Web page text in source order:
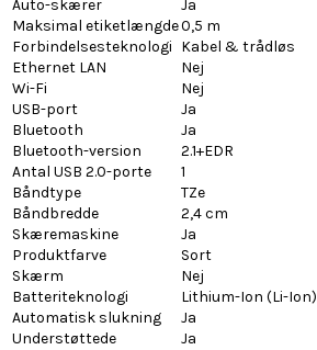
Auto-skærer
Ja
Maksimal etiketlængde0,5 m
Forbindelsesteknologi Kabel & trådløs
Ethernet LAN
Nej
Wi-Fi
Nej
USB-port
Ja
Bluetooth
Ja
Bluetooth-version
2.1+EDR
Antal USB 2.0-porte
1
Båndtype
TZe
Båndbredde
2,4 cm
Skæremaskine
Ja
Produktfarve
Sort
Skærm
Nej
Batteriteknologi
Lithium-Ion (Li-Ion)
Automatisk slukning
Ja
Understøttede
Ja